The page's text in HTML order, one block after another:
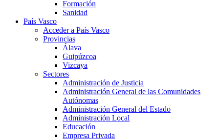
Formación
Sanidad
País Vasco
Acceder a País Vasco
Provincias
Álava
Guipúzcoa
Vizcaya
Sectores
Administración de Justicia
Administración General de las Comunidades
Autónomas
Administración General del Estado
Administración Local
Educación
Empresa Privada